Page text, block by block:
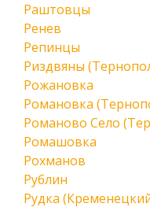
Раштовцы
Ренев
Репинцы
Риздвяны
Рожановка
Романовка
Романово Село
Ромашовка
Рохманов
Рублин
Рудка